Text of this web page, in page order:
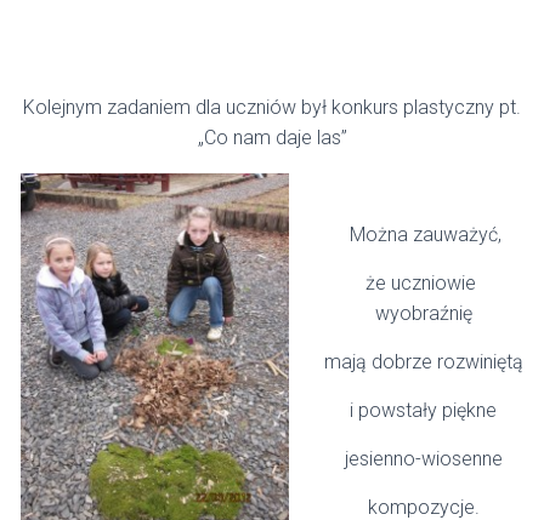
Kolejnym zadaniem dla uczniów był konkurs plastyczny pt.
„Co nam daje las”
Można zauważyć,
że uczniowie
wyobraźnię
mają dobrze rozwiniętą
i powstały piękne
jesienno-wiosenne
kompozycje.